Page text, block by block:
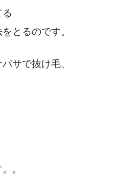
とるのです。
サで抜け毛、
。